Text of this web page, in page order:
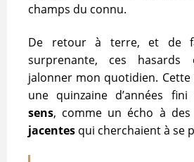
champs du connu.
De retour à terre, et de
surprenante, ces
jalonner mon quotidien.
une quinzaine d’années
sens, comme un écho à des
jacentes qui cherchaient à se